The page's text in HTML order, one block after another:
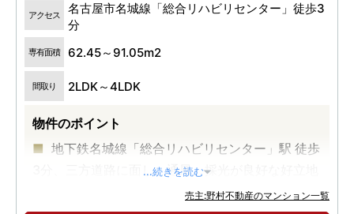
アクセス
名古屋市名城線「総合リハビリセンター」徒歩3
分
専有面積 62.45～91.05m2
間取り 2LDK～4LDK
物件のポイント
地下鉄名城線「総合リハビリセンター」駅 徒歩
3分、三方道路に面し、通風、採光が良好な好立地
...続きを読む
売主:野村不動産のマンション一覧